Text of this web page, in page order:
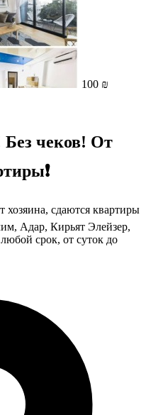
100 ₪
Без чеков! От
хозяина, сдаются квартиры
Адар, Кирьят Элейзер,
срок, от суток до